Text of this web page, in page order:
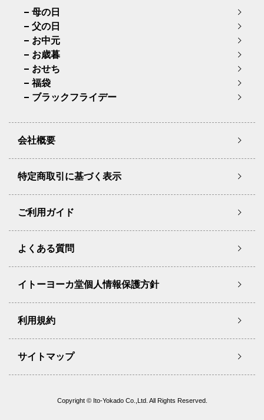
母の日
父の日
お中元
お歳暮
おせち
福袋
ブラックフライデー
会社概要
特定商取引に基づく表示
ご利用ガイド
よくある質問
イトーヨーカ堂個人情報保護方針
利用規約
サイトマップ
Copyright © Ito-Yokado Co.,Ltd. All Rights Reserved.